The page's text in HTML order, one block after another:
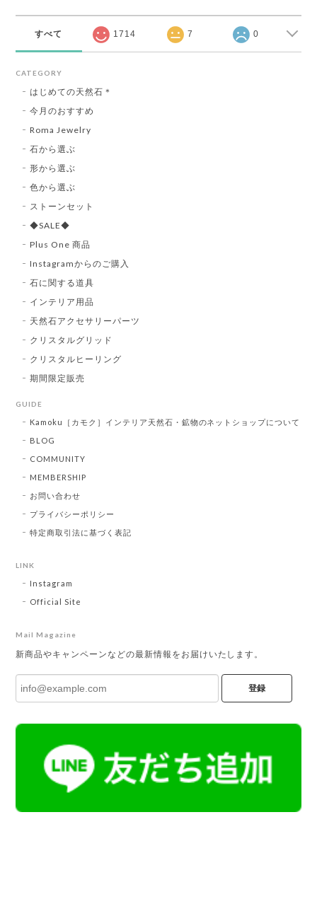
すべて 1714 7 0
CATEGORY
はじめての天然石＊
今月のおすすめ
Roma Jewelry
石から選ぶ
形から選ぶ
色から選ぶ
ストーンセット
◆SALE◆
Plus One 商品
Instagramからのご購入
石に関する道具
インテリア用品
天然石アクセサリーパーツ
クリスタルグリッド
クリスタルヒーリング
期間限定販売
GUIDE
Kamoku［カモク］インテリア天然石・鉱物のネットショップについて
BLOG
COMMUNITY
MEMBERSHIP
お問い合わせ
プライバシーポリシー
特定商取引法に基づく表記
LINK
Instagram
Official Site
Mail Magazine
新商品やキャンペーンなどの最新情報をお届けいたします。
登録